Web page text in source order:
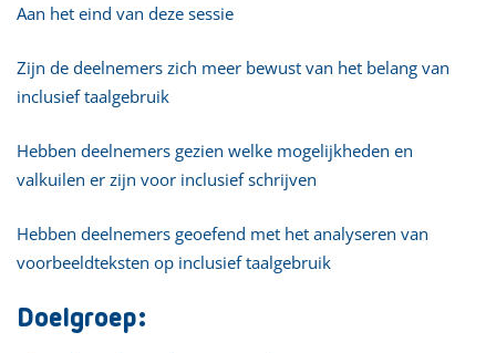
Aan het eind van deze sessie
Zijn de deelnemers zich meer bewust van het belang van
inclusief taalgebruik
Hebben deelnemers gezien welke mogelijkheden en
valkuilen er zijn voor inclusief schrijven
Hebben deelnemers geoefend met het analyseren van
voorbeeldteksten op inclusief taalgebruik
Doelgroep: